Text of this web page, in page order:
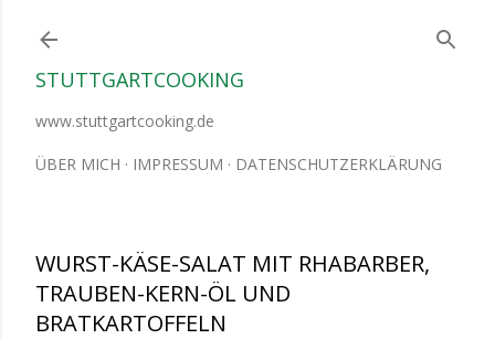
STUTTGARTCOOKING
www.stuttgartcooking.de
ÜBER MICH IMPRESSUM DATENSCHUTZERKLÄRUNG
WURST-KÄSE-SALAT MIT RHABARBER,
TRAUBEN-KERN-ÖL UND
BRATKARTOFFELN